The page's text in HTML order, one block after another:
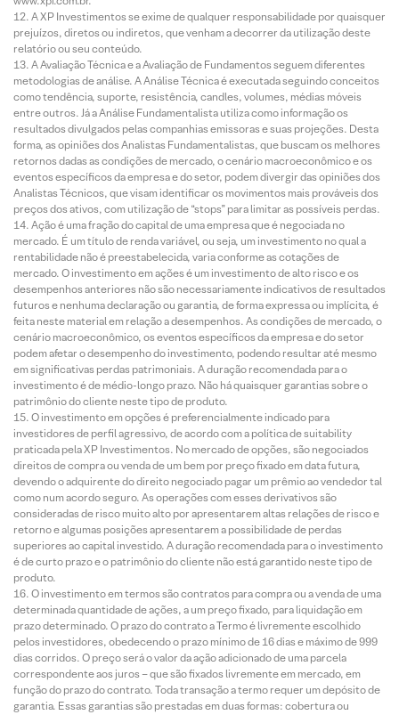
A XP Investimentos se exime de qualquer responsabilidade por quaisquer
prejuízos, diretos ou indiretos, que venham a decorrer da utilização deste
relatório ou seu conteúdo.
A Avaliação Técnica e a Avaliação de Fundamentos seguem diferentes
metodologias de análise. A Análise Técnica é executada seguindo conceitos
como tendência, suporte, resistência, candles, volumes, médias móveis
entre outros. Já a Análise Fundamentalista utiliza como informação os
resultados divulgados pelas companhias emissoras e suas projeções. Desta
forma, as opiniões dos Analistas Fundamentalistas, que buscam os melhores
retornos dadas as condições de mercado, o cenário macroeconômico e os
eventos específicos da empresa e do setor, podem divergir das opiniões dos
Analistas Técnicos, que visam identificar os movimentos mais prováveis dos
preços dos ativos, com utilização de “stops” para limitar as possíveis perdas.
Ação é uma fração do capital de uma empresa que é negociada no
mercado. É um título de renda variável, ou seja, um investimento no qual a
rentabilidade não é preestabelecida, varia conforme as cotações de
mercado. O investimento em ações é um investimento de alto risco e os
desempenhos anteriores não são necessariamente indicativos de resultados
futuros e nenhuma declaração ou garantia, de forma expressa ou implícita, é
feita neste material em relação a desempenhos. As condições de mercado, o
cenário macroeconômico, os eventos específicos da empresa e do setor
podem afetar o desempenho do investimento, podendo resultar até mesmo
em significativas perdas patrimoniais. A duração recomendada para o
investimento é de médio-longo prazo. Não há quaisquer garantias sobre o
patrimônio do cliente neste tipo de produto.
O investimento em opções é preferencialmente indicado para
investidores de perfil agressivo, de acordo com a política de suitability
praticada pela XP Investimentos. No mercado de opções, são negociados
direitos de compra ou venda de um bem por preço fixado em data futura,
devendo o adquirente do direito negociado pagar um prêmio ao vendedor tal
como num acordo seguro. As operações com esses derivativos são
consideradas de risco muito alto por apresentarem altas relações de risco e
retorno e algumas posições apresentarem a possibilidade de perdas
superiores ao capital investido. A duração recomendada para o investimento
é de curto prazo e o patrimônio do cliente não está garantido neste tipo de
produto.
O investimento em termos são contratos para compra ou a venda de uma
determinada quantidade de ações, a um preço fixado, para liquidação em
prazo determinado. O prazo do contrato a Termo é livremente escolhido
pelos investidores, obedecendo o prazo mínimo de 16 dias e máximo de 999
dias corridos. O preço será o valor da ação adicionado de uma parcela
correspondente aos juros – que são fixados livremente em mercado, em
função do prazo do contrato. Toda transação a termo requer um depósito de
garantia. Essas garantias são prestadas em duas formas: cobertura ou